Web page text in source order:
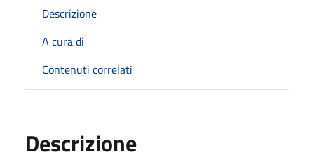
Descrizione
A cura di
Contenuti correlati
Descrizione